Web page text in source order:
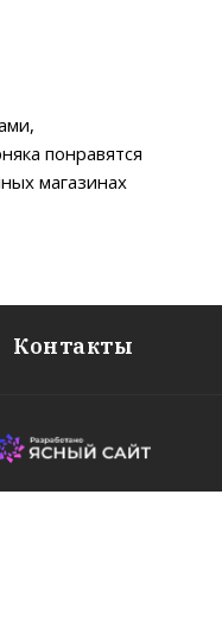
понравятся
магазинах
Контакты